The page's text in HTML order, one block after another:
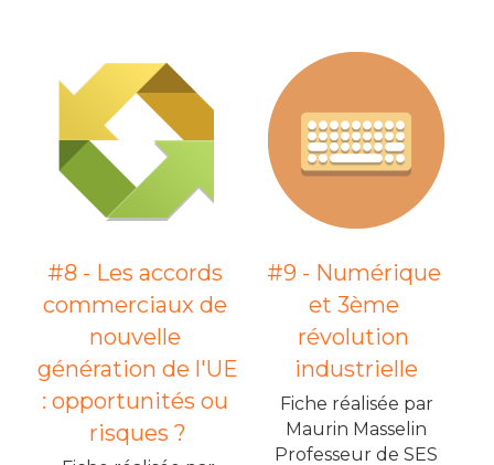
#8 - Les accords
commerciaux de
nouvelle
génération de l'UE
: opportunités ou
risques ?
#9 - Numérique
et 3ème
révolution
industrielle
Fiche réalisée par
Maurin Masselin
Professeur de SES